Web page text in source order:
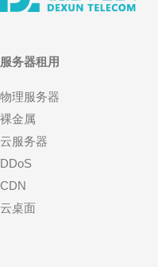
服务器租用
物理服务器
裸金属
云服务器
DDoS
CDN
云桌面